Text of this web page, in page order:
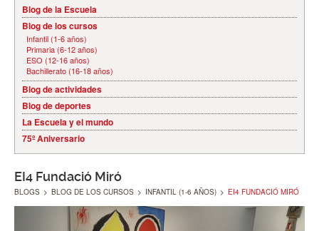
Blog de la Escuela
Blog de los cursos
Infantil (1-6 años)
Primaria (6-12 años)
ESO (12-16 años)
Bachillerato (16-18 años)
Blog de actividades
Blog de deportes
La Escuela y el mundo
75º Aniversario
EI4 Fundació Miró
BLOGS > BLOG DE LOS CURSOS > INFANTIL (1-6 AÑOS) > EI4 FUNDACIÓ MIRÓ